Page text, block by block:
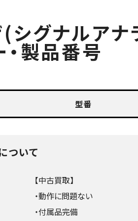
シグナルアナ
製品番号
型番
ついて
【中古買取】
・動作に問題ない
・付属品完備